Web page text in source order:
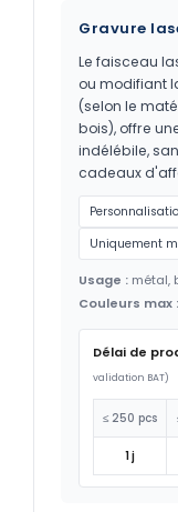
Gravure
Le faisceau
ou modifiant
(selon le
bois), offre
indélébile,
cadeaux
Uniquement
Usage : métal,
Couleurs max :
Délai de
validation BAT)
≤ 250 pcs
1 j